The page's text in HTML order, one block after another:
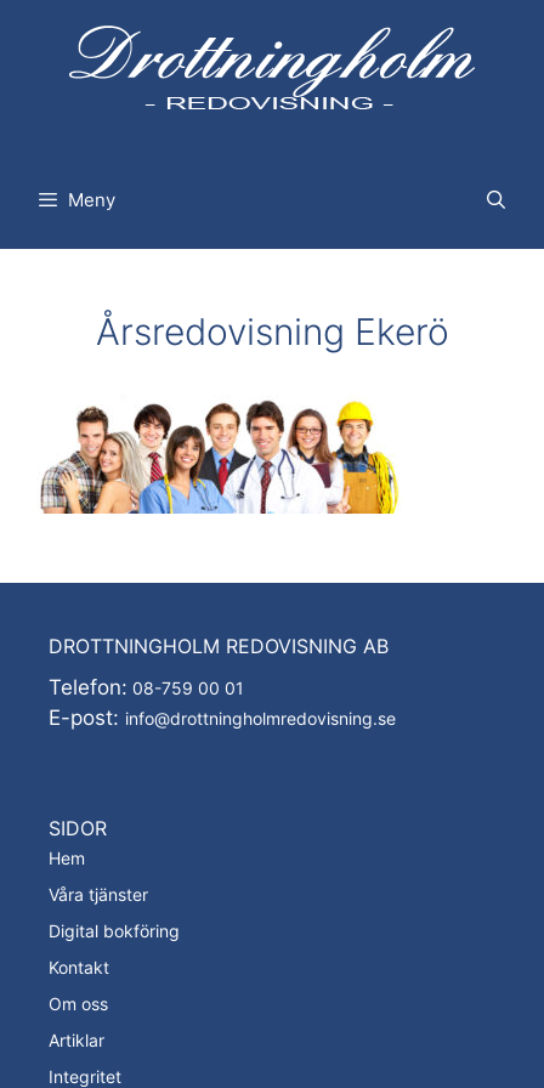
innehåll
Meny
Årsredovisning Ekerö
DROTTNINGHOLM REDOVISNING AB
Telefon: 08-759 00 01
E-post: info@drottningholmredovisning.se
SIDOR
Hem
Våra tjänster
Digital bokföring
Kontakt
Om oss
Artiklar
Integritet